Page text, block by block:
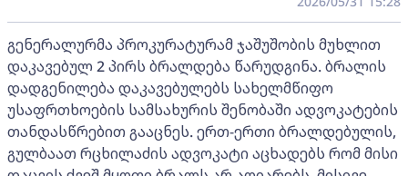
გენერალურმა პროკურატურამ ჯაშუშობის მუხლით
დაკავებულ 2 პირს ბრალდება წარუდგინა. ბრალის
დადგენილება დაკავებულებს სახელმწიფო
უსაფრთხოების სამსახურის შენობაში ადვოკატების
თანდასწრებით გააცნეს. ერთ-ერთი ბრალდებულის,
გულბაათ რცხილაძის ადვოკატი აცხადებს რომ მისი